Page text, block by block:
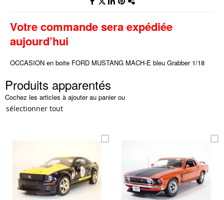
Votre commande sera expédiée
aujourd’hui
OCCASION en boite FORD MUSTANG MACH-E bleu Grabber 1/18
Produits apparentés
Cochez les articles à ajouter au panier ou
sélectionner tout